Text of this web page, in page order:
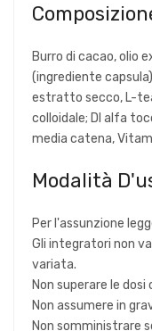
Burro di cacao, olio
(ingrediente
estratto secco, L-
colloidale; Dl alfa
media catena,
Modalità
Per l'assunzione
Gli integratori non
variata.
Non superare le
Non assumere in
Non somministrare